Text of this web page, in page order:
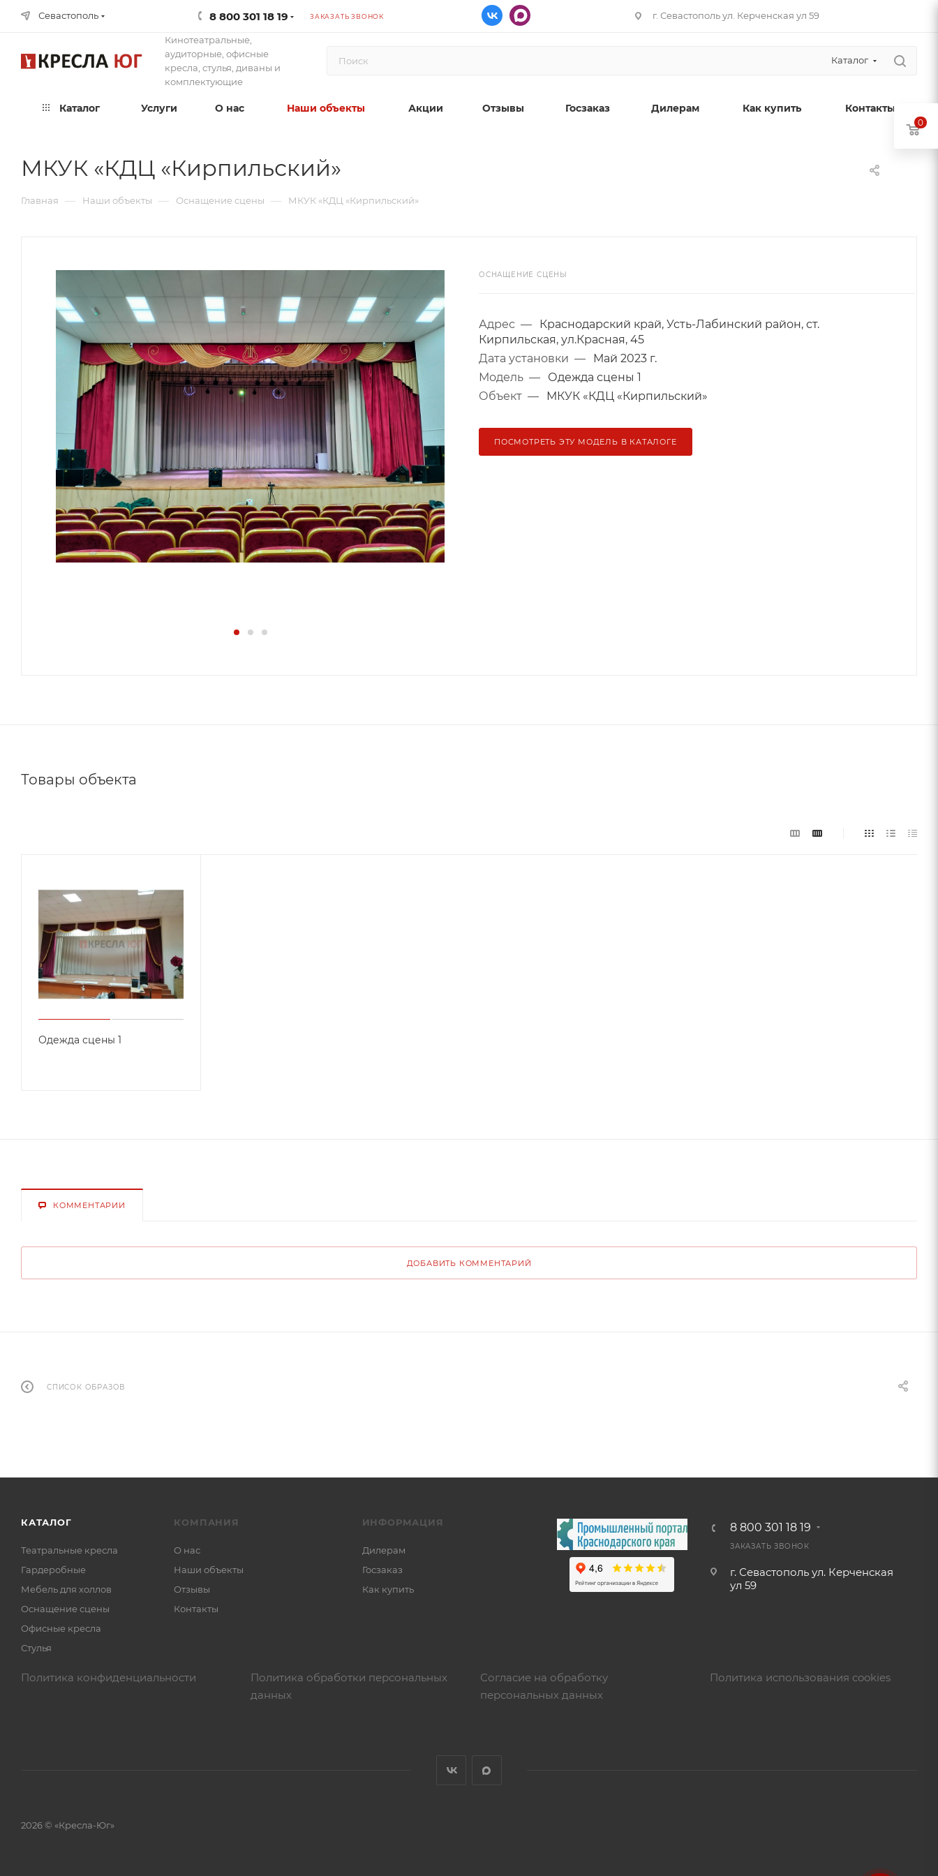
Севастополь 8 800 301 18 19 ЗАКАЗАТЬ ЗВОНОК г. Севастополь ул. Керченская ул 59
Кинотеатральные,
аудиторные, офисные
кресла, стулья, диваны и
комплектующие
Каталог
Каталог Услуги О нас Наши объекты Акции Отзывы Госзаказ Дилерам Как купить Контакты
МКУК «КДЦ «Кирпильский»
Главная — Наши объекты — Оснащение сцены — МКУК «КДЦ «Кирпильский»
ОСНАЩЕНИЕ СЦЕНЫ
Адрес —
Краснодарский край, Усть-Лабинский район, ст.
Кирпильская, ул.Красная, 45
Дата установки —
Май 2023 г.
Модель —
Одежда сцены 1
Объект — МКУК «КДЦ «Кирпильский»
ПОСМОТРЕТЬ ЭТУ МОДЕЛЬ В КАТАЛОГЕ
Товары объекта
Одежда сцены 1
КОММЕНТАРИИ
ДОБАВИТЬ КОММЕНТАРИЙ
СПИСОК ОБРАЗОВ
КАТАЛОГ
Театральные кресла
Гардеробные
Мебель для холлов
Оснащение сцены
Офисные кресла
Стулья
КОМПАНИЯ
О нас
Наши объекты
Отзывы
Контакты
ИНФОРМАЦИЯ
Дилерам
Госзаказ
Как купить
8 800 301 18 19
ЗАКАЗАТЬ ЗВОНОК
г. Севастополь ул. Керченская
ул 59
Политика конфиденциальности
Политика обработки персональных
данных
Согласие на обработку
персональных данных
Политика использования cookies
2026 © «Кресла-Юг»
0